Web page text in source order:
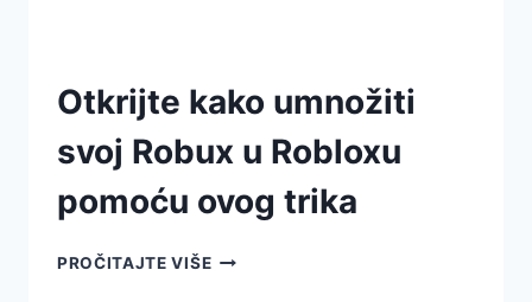
Otkrijte kako umnožiti
svoj Robux u Robloxu
pomoću ovog trika
PROČITAJTE VIŠE